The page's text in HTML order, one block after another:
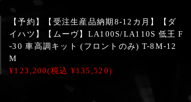
【予約】【受注生産品納期8-12カ月】【ダ
イハツ】【ムーヴ】LA100S/LA110S 低王 F
-30 車高調キット (フロントのみ) T-8M-12
M
¥123,200(税込 ¥135,520)